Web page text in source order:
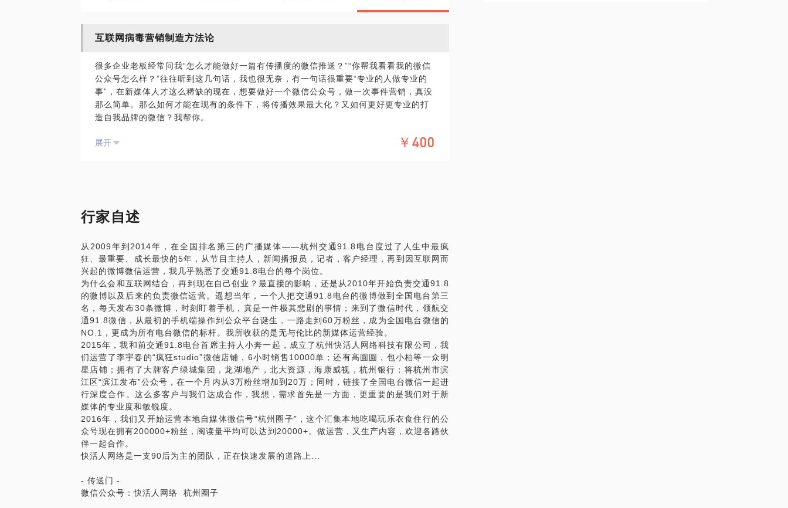
互联网病毒营销制造方法论
很多企业老板经常问我“怎么才能做好一篇有传播度的微信推送？”“你帮我看看我的微信
公众号怎么样？”往往听到这几句话，我也很无奈，有一句话很重要“专业的人做专业的
事”，在新媒体人才这么稀缺的现在，想要做好一个微信公众号，做一次事件营销，真没
那么简单。那么如何才能在现有的条件下，将传播效果最大化？又如何更好更专业的打
造自我品牌的微信？我帮你。
传统的企业以及电商，为什么要做微信？
……
如果你也对媒体、企业微信营销感兴趣，我还可以和你聊聊这些事：
怎样做一个称职的标题党；
究竟怎样才能策划出吸引人的线上线下活动。
展开 ￥400
行家自述
从2009年到2014年，在全国排名第三的广播媒体——杭州交通91.8电台度过了人生中最疯
狂、最重要、成长最快的5年，从节目主持人，新闻播报员，记者，客户经理，再到因互联网而
兴起的微博微信运营，我几乎熟悉了交通91.8电台的每个岗位。
为什么会和互联网结合，再到现在自己创业？最直接的影响，还是从2010年开始负责交通91.8
的微博以及后来的负责微信运营。遥想当年，一个人把交通91.8电台的微博做到全国电台第三
名，每天发布30条微博，时刻盯着手机，真是一件极其悲剧的事情；来到了微信时代，领航交
通91.8微信，从最初的手机端操作到公众平台诞生，一路走到60万粉丝，成为全国电台微信的
NO.1，更成为所有电台微信的标杆。我所收获的是无与伦比的新媒体运营经验。
2015年，我和前交通91.8电台首席主持人小奔一起，成立了杭州快活人网络科技有限公司，我
们运营了李宇春的“疯狂studio”微信店铺，6小时销售10000单；还有高圆圆，包小柏等一众明
星店铺；拥有了大牌客户绿城集团，龙湖地产，北大资源，海康威视，杭州银行；将杭州市滨
江区“滨江发布”公众号，在一个月内从3万粉丝增加到20万；同时，链接了全国电台微信一起进
行深度合作。这么多客户与我们达成合作，我想，需求首先是一方面，更重要的是我们对于新
媒体的专业度和敏锐度。
2016年，我们又开始运营本地自媒体微信号“杭州圈子”，这个汇集本地吃喝玩乐衣食住行的公
众号现在拥有200000+粉丝，阅读量平均可以达到20000+。做运营，又生产内容，欢迎各路伙
伴一起合作。
快活人网络是一支90后为主的团队，正在快速发展的道路上...
- 传送门 -
微信公众号：快活人网络 杭州圈子